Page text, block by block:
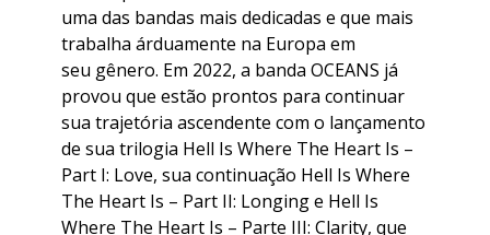
uma das bandas mais dedicadas e que mais
trabalha árduamente na Europa em
seu gênero. Em 2022, a banda OCEANS já
provou que estão prontos para continuar
sua trajetória ascendente com o lançamento
de sua trilogia Hell Is Where The Heart Is –
Part I: Love, sua continuação Hell Is Where
The Heart Is – Part II: Longing e Hell Is
Where The Heart Is – Parte III: Clarity, que